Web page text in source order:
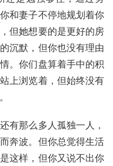
和妻子不停地规划着你
但她想要的是更好的房
沉默，但你也没有理由
。你们盘算着手中的积
上浏览着，但始终没有
有那么多人孤独一人，
奔波。但你总觉得生活
这样，但你又说不出你